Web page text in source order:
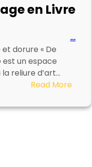
en Livre
…
dorure « De
est un espace
reliure d’art…
Read More:
Page